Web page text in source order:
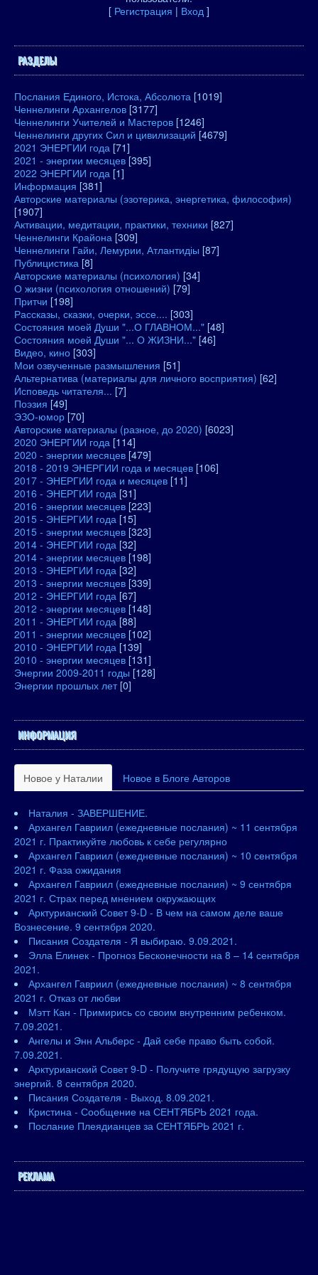
[ Регистрация | Вход ]
РАЗДЕЛЫ
Послания Единого, Истока, Абсолюта [1019]
Ченнелинги Архангелов [3177]
Ченнелинги Учителей и Мастеров [1246]
Ченнелинги других Сил и цивилизаций [4679]
2021 ЭНЕРГИИ года [71]
2021 - энергии месяцев [395]
2022 ЭНЕРГИИ года [1]
Информация [381]
Авторские материалы (эзотерика, энергетика, философия)
[1907]
Активации, медитации, практики, техники [827]
Ченнелинги Крайона [309]
Ченнелинги Гайи, Лемурии, Атлантидіы [87]
Публицистика [8]
Авторские материалы (психология) [34]
О жизни (психология отношений) [79]
Притчи [198]
Рассказы, сказки, очерки, эссе.... [303]
Состояния моей Души "...О ГЛАВНОМ..." [48]
Состояния моей Души "... О ЖИЗНИ..." [46]
Видео, кино [303]
Мои озвученные размышления [51]
Альтернатива (материалы для личного восприятия) [62]
Исповедь читателя... [7]
Поэзия [49]
ЭЗО-юмор [70]
Авторские материалы (разное, до 2020) [6023]
2020 ЭНЕРГИИ года [114]
2020 - энергии месяцев [479]
2018 - 2019 ЭНЕРГИИ года и месяцев [106]
2017 - ЭНЕРГИИ года и месяцев [11]
2016 - ЭНЕРГИИ года [31]
2016 - энергии месяцев [223]
2015 - ЭНЕРГИИ года [15]
2015 - энергии месяцев [323]
2014 - ЭНЕРГИИ года [32]
2014 - энергии месяцев [198]
2013 - ЭНЕРГИИ года [32]
2013 - энергии месяцев [339]
2012 - ЭНЕРГИИ года [67]
2012 - энергии месяцев [148]
2011 - ЭНЕРГИИ года [88]
2011 - энергии месяцев [102]
2010 - ЭНЕРГИИ года [139]
2010 - энергии месяцев [131]
Энергии 2009-2011 годы [128]
Энергии прошлых лет [0]
ИНФОРМАЦИЯ
Новое у Наталии Новое в Блоге Авторов
Наталия - ЗАВЕРШЕНИЕ.
Архангел Гавриил (ежедневные послания) ~ 11 сентября
2021 г. Практикуйте любовь к себе регулярно
Архангел Гавриил (ежедневные послания) ~ 10 сентября
2021 г. Фаза ожидания
Архангел Гавриил (ежедневные послания) ~ 9 сентября
2021 г. Страх перед мнением окружающих
Арктурианский Совет 9-D - В чем на самом деле ваше
Вознесение. 9 сентября 2020.
Писания Создателя - Я выбираю. 9.09.2021.
Элла Елинек - Прогноз Бесконечности на 8 – 14 сентября
2021.
Архангел Гавриил (ежедневные послания) ~ 8 сентября
2021 г. Отказ от любви
Мэтт Кан - Примирись со своим внутренним ребенком.
7.09.2021.
Ангелы и Энн Альберс - Дай себе право быть собой.
7.09.2021.
Арктурианский Совет 9-D - Получите грядущую загрузку
энергий. 8 сентября 2020.
Писания Создателя - Выход. 8.09.2021.
Кристина - Сообщение на СЕНТЯБРЬ 2021 года.
Послание Плеядианцев за СЕНТЯБРЬ 2021 г.
РЕКЛАМА